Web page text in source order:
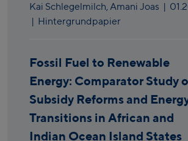
Kai Schlegelmilch,Amani Joas |
| Hintergrundpapier
Fossil Fuel to Renewable
Energy: Comparator Study
Subsidy Reforms and
Transitions in African and
Indian Ocean Island States